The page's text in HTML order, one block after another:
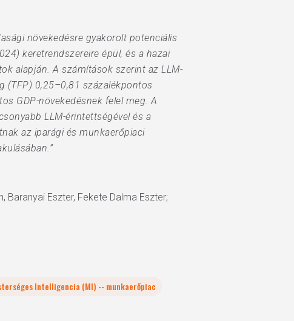
növekedésre gyakorolt potenciális
keretrendszereire épül, és a hazai
alapján. A számítások szerint az LLM-
(TFP) 0,25–0,81 százalékpontos
GDP-növekedésnek felel meg. A
LLM-érintettségével és a
az iparági és munkaerőpiaci
Baranyai Eszter, Fekete Dalma Eszter;
Intelligencia (MI) -- munkaerőpiac